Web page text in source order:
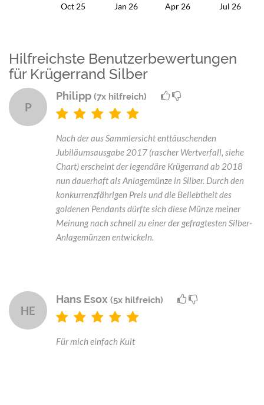
Oct 25 Jan 26 Apr 26 Jul 26
Hilfreichste Benutzerbewertungen
für Krügerrand Silber
P
Philipp (7x hilfreich)
Nach der aus Sammlersicht enttäuschenden
Jubiläumsausgabe 2017 (rascher Wertverfall, siehe
Chart) erscheint der legendäre Krügerrand ab 2018
nun dauerhaft als Anlagemünze in Silber. Durch den
konkurrenzfährigen Preis und die Beliebtheit des
goldenen Pendants dürfte sich diese Münze meiner
Meinung nach schnell zu einer der gefragtesten Silber-
Anlagemünzen entwickeln.
HE
Hans Esox (5x hilfreich)
Für mich einfach Kult